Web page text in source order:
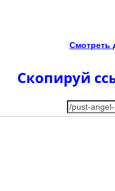
Смотреть
Скопируй